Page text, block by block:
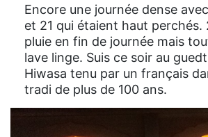
Encore une journée dense
et 21 qui étaient haut perchés.
pluie en fin de journée mais
lave linge. Suis ce soir au
Hiwasa tenu par un français
tradi de plus de 100 ans.